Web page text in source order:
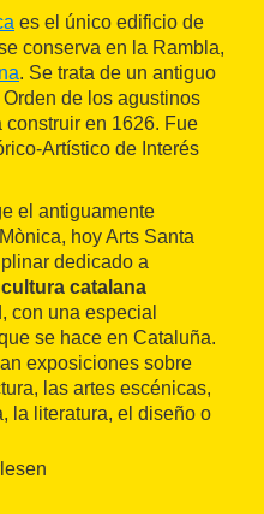
es el único edificio de
conserva en la Rambla,
. Se trata de un antiguo
de los agustinos
en 1626. Fue
Artístico de Interés
el antiguamente
hoy Arts Santa
dedicado a
catalana
con una especial
se hace en Cataluña.
exposiciones sobre
las artes escénicas,
la literatura, el diseño o
actividades